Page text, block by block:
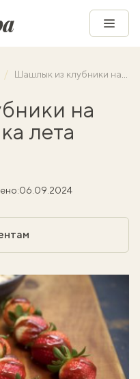
Шашлык из клубники на десерт — новинка лета
на
лета
06.09.2024